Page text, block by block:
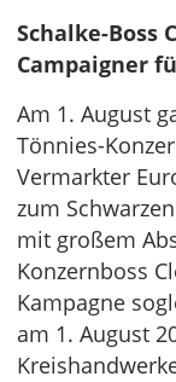
Schalke-Boss
Campaigner
Am 1. August
Tönnies-
Vermarkter
zum
mit großem
Konzernboss
Kampagne
am 1. August